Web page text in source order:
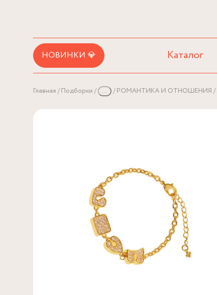
НОВИНКИ 💎 Каталог
Главная Подборки ... РОМАНТИКА И ОТНОШЕНИЯ